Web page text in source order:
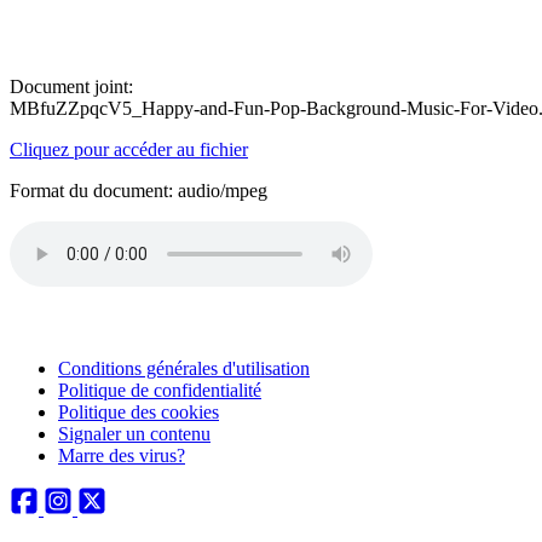
Document joint:
MBfuZZpqcV5_Happy-and-Fun-Pop-Background-Music-For-
Cliquez pour accéder au fichier
Format du document: audio/mpeg
Conditions générales d'utilisation
Politique de confidentialité
Politique des cookies
Signaler un contenu
Marre des virus?